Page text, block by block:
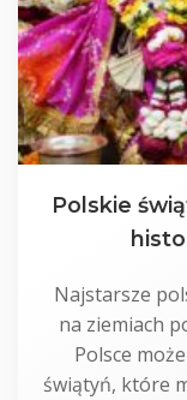
Polskie
Najstarsze
na ziemiach
Polsce
świątyń, które